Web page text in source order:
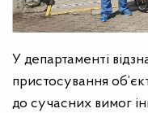
У департаменті
пристосування
до сучасних вимог